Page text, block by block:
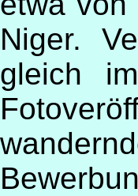
Niger.
gleich